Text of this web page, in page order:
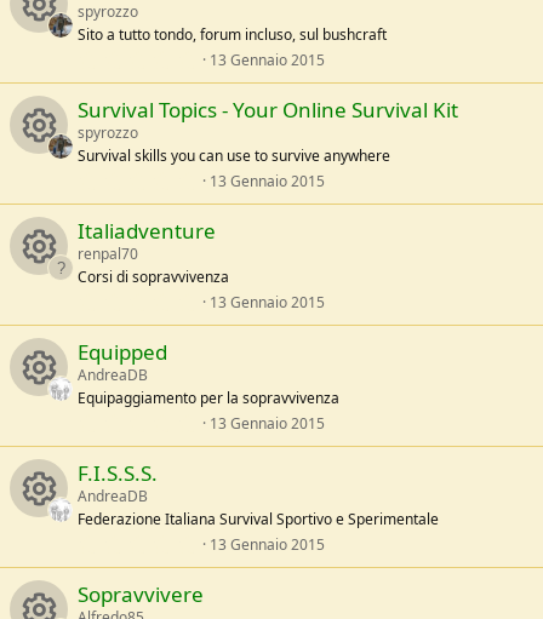
s
o
u
r
c
e
i
c
o
n
t
e
e
/
a
R
e
s
o
u
r
c
e
i
c
o
n
spyrozzo
Sito a tutto tondo, forum incluso, sul bushcraft
0
0
e
e
/
a
13 Gennaio 2015
R
e
s
o
u
r
c
e
i
Survival Topics - Your Online Survival Kit
spyrozzo
Survival skills you can use to survive anywhere
0
0
e
e
13 Gennaio 2015
R
e
s
o
u
r
c
Italiadventure
renpal70
Corsi di sopravvivenza
0
e
e
13 Gennaio 2015
R
e
s
o
Equipped
AndreaDB
Equipaggiamento per la sopravvivenza
0
e
e
/
a
13 Gennaio 2015
R
e
F.I.S.S.S.
AndreaDB
Federazione Italiana Survival Sportivo e Sperimentale
0
0
13 Gennaio 2015
Sopravvivere